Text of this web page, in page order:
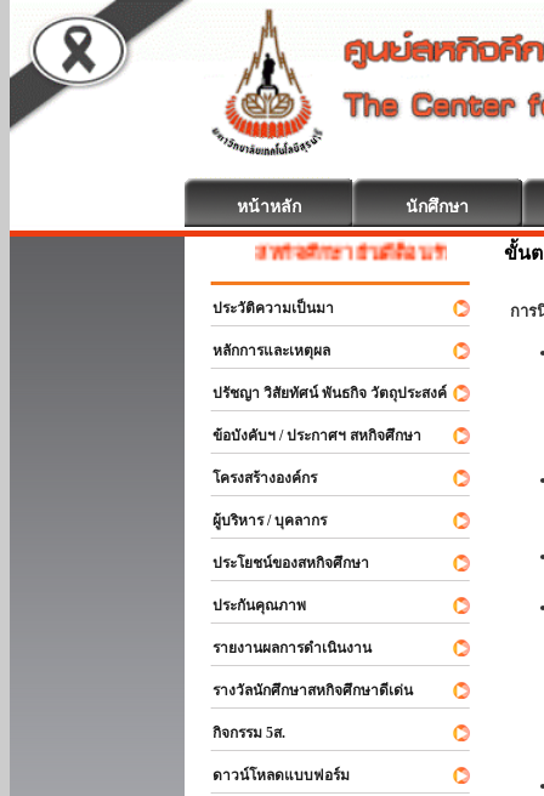
หน้าหลัก นักศึกษา
สหกิจศึกษา ยินดีต้อนรับ
ประวัติความเป็นมา
หลักการและเหตุผล
ปรัชญา วิสัยทัศน์ พันธกิจ วัตถุประสงค์
ข้อบังคับฯ / ประกาศฯ สหกิจศึกษา
โครงสร้างองค์กร
ผู้บริหาร / บุคลากร
ประโยชน์ของสหกิจศึกษา
ประกันคุณภาพ
รายงานผลการดำเนินงาน
รางวัลนักศึกษาสหกิจศึกษาดีเด่น
กิจกรรม 5ส.
ดาวน์โหลดแบบฟอร์ม
ขั้นต
การ